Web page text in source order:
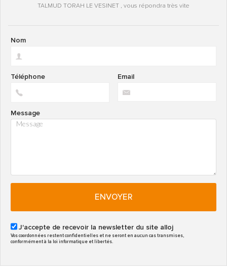
TALMUD TORAH LE VESINET , vous répondra très vite
Nom
Email
Téléphone
Message
ENVOYER
J'accepte de recevoir la newsletter du site alloj
Vos coordonnées restent confidentielles et ne seront en aucun cas transmises,
conformément à la loi informatique et libertés.